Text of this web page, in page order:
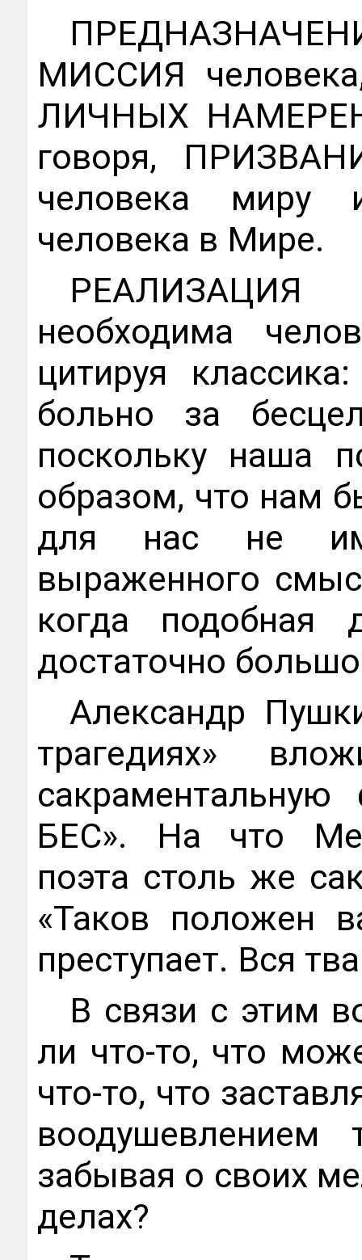
МИССИЯ
ЛИЧНЫХ
говоря,
человека миру
человека в Мире.
необходима
цитируя
больно за
поскольку наша
образом, что нам
для нас не
выраженного
когда подобная
достаточно
Александр
трагедиях»
БЕС». На что
поэта столь же
«Таков положен
преступает. Вся
В связи с этим
ли что-то, что
что-то, что
воодушевлением
забывая о своих
делах?